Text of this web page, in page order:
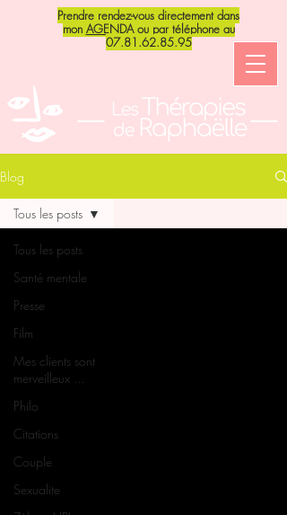
Prendre rendez-vous directement dans
mon AGENDAou par téléphone au
07.81.62.85.95
Blog
Tous les posts
Santé mentale
Presse
Film
Mes clients sont
merveilleux ...
Philo
Citations
Couple
Sexualite
Tous les posts